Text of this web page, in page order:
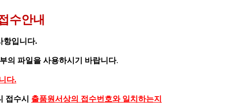
수안내
항입니다.
의 파일을 사용하시기 바랍니다.
다.
접수시 출품원서상의 접수번호와 일치하는지